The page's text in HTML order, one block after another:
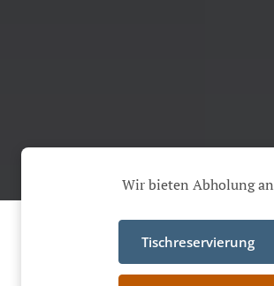
Wir bieten Abholung an
Tischreservierung